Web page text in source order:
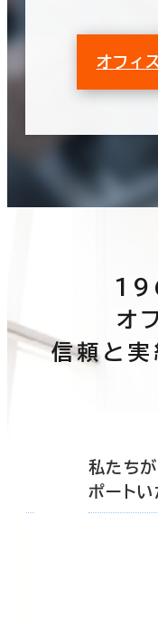
オフィ
オ
信頼と実
私たち
ポート